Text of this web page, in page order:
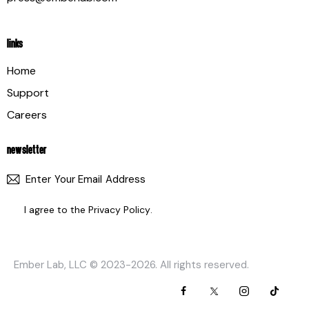
LINKS
Home
Support
Careers
NEWSLETTER
I agree to the Privacy Policy.
Ember Lab, LLC © 2023-2026. All rights reserved.